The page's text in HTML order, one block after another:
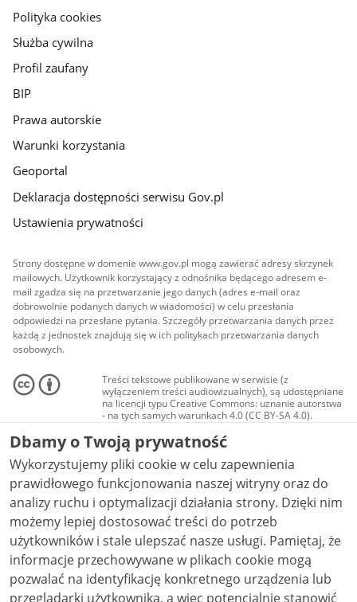
gov.pl
Polityka cookies
Służba cywilna
Profil zaufany
BIP
Prawa autorskie
Warunki korzystania
Geoportal
Deklaracja dostępności serwisu Gov.pl
Ustawienia prywatności
Strony dostępne w domenie www.gov.pl mogą zawierać adresy skrzynek
mailowych. Użytkownik korzystający z odnośnika będącego adresem e-
mail zgadza się na przetwarzanie jego danych (adres e-mail oraz
dobrowolnie podanych danych w wiadomości) w celu przesłania
odpowiedzi na przesłane pytania. Szczegóły przetwarzania danych przez
każdą z jednostek znajdują się w ich politykach przetwarzania danych
osobowych.
Treści tekstowe publikowane w serwisie (z
wyłączeniem treści audiowizualnych), są udostępniane
na licencji typu Creative Commons: uznanie autorstwa
- na tych samych warunkach 4.0 (CC BY-SA 4.0).
Materiały audiowizualne, w tym zdjęcia, materiały
audio i wideo, są udostępniane na licencji typu
Creative Commons: uznanie autorstwa użycie
niekomercyjne - bez utworów zależnych 4.0 (CC BY-
NC-ND 4.0), o ile nie jest to stwierdzone inaczej.
Dbamy o Twoją prywatność
Wykorzystujemy pliki cookie w celu zapewnienia
prawidłowego funkcjonowania naszej witryny oraz do
analizy ruchu i optymalizacji działania strony. Dzięki nim
możemy lepiej dostosować treści do potrzeb
użytkowników i stale ulepszać nasze usługi. Pamiętaj, że
informacje przechowywane w plikach cookie mogą
pozwalać na identyfikację konkretnego urządzenia lub
przeglądarki użytkownika, a więc potencjalnie stanowić